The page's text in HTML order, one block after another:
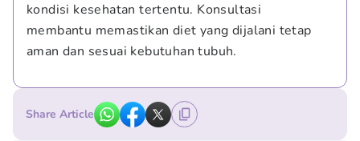
kondisi kesehatan tertentu. Konsultasi
membantu memastikan diet yang dijalani tetap
aman dan sesuai kebutuhan tubuh.
Share Article